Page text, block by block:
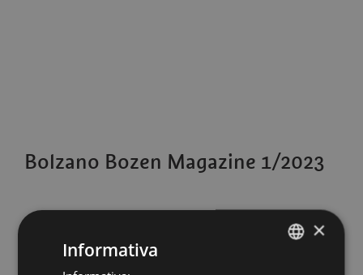
Bolzano Bozen Magazine 1/2023
×
Informativa